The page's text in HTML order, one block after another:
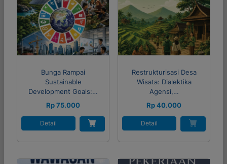
Bunga Rampai
Sustainable
Development Goals:…
Rp 75.000
Detail
Restrukturisasi Desa
Wisata: Dialektika
Agensi,…
Rp 40.000
Detail